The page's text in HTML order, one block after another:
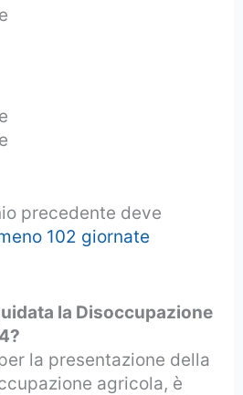
precedente deve
102 giornate
la Disoccupazione
la presentazione della
agricola, è